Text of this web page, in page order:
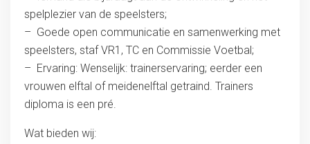
spelplezier van de speelsters;
– Goede open communicatie en samenwerking met
speelsters, staf VR1, TC en Commissie Voetbal;
– Ervaring: Wenselijk: trainerservaring; eerder een
vrouwen elftal of meidenelftal getraind. Trainers
diploma is een pré.
Wat bieden wij: